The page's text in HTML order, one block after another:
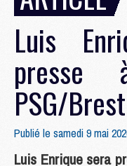
Luis
presse
PSG/
Publié le samedi 9 mai
Luis Enrique sera